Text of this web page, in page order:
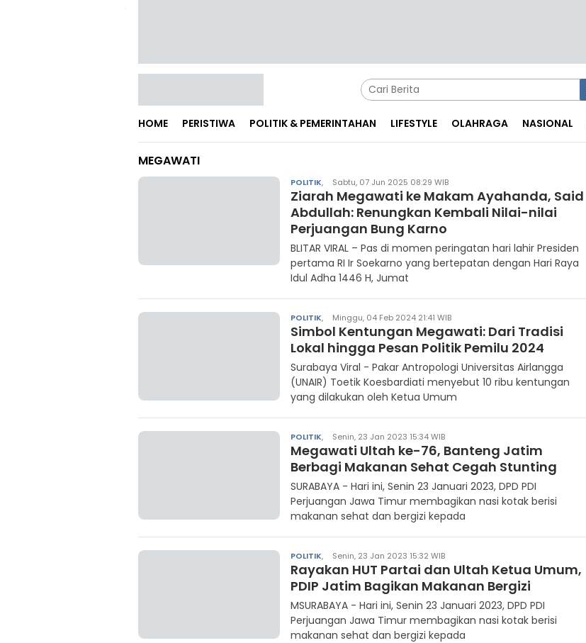
HOME PERISTIWA POLITIK & PEMERINTAHAN LIFESTYLE OLAHRAGA NASIONAL
MEGAWATI
POLITIK, Sabtu, 07 Jun 2025 08:29 WIB
Ziarah Megawati ke Makam Ayahanda, Said
Abdullah: Renungkan Kembali Nilai-nilai
Perjuangan Bung Karno
BLITAR VIRAL – Pas di momen peringatan hari lahir Presiden
pertama RI Ir Soekarno yang bertepatan dengan Hari Raya
Idul Adha 1446 H, Jumat
POLITIK, Minggu, 04 Feb 2024 21:41 WIB
Simbol Kentungan Megawati: Dari Tradisi
Lokal hingga Pesan Politik Pemilu 2024
Surabaya Viral - Pakar Antropologi Universitas Airlangga
(UNAIR) Toetik Koesbardiati menyebut 10 ribu kentungan
yang dilakukan oleh Ketua Umum
POLITIK, Senin, 23 Jan 2023 15:34 WIB
Megawati Ultah ke-76, Banteng Jatim
Berbagi Makanan Sehat Cegah Stunting
SURABAYA - Hari ini, Senin 23 Januari 2023, DPD PDI
Perjuangan Jawa Timur membagikan nasi kotak berisi
makanan sehat dan bergizi kepada
POLITIK, Senin, 23 Jan 2023 15:32 WIB
Rayakan HUT Partai dan Ultah Ketua Umum,
PDIP Jatim Bagikan Makanan Bergizi
MSURABAYA - Hari ini, Senin 23 Januari 2023, DPD PDI
Perjuangan Jawa Timur membagikan nasi kotak berisi
makanan sehat dan bergizi kepada